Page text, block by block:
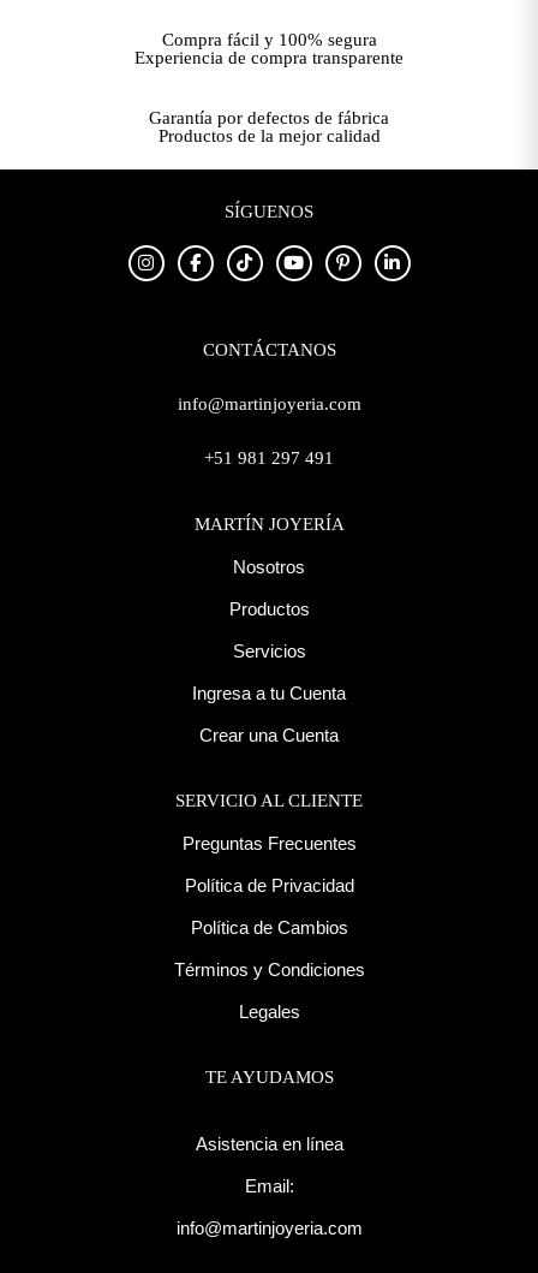
Compra fácil y 100% segura
Experiencia de compra transparente
Garantía por defectos de fábrica
Productos de la mejor calidad
SÍGUENOS
CONTÁCTANOS
info@martinjoyeria.com
+51 981 297 491
MARTÍN JOYERÍA
Nosotros
Productos
Servicios
Ingresa a tu Cuenta
Crear una Cuenta
SERVICIO AL CLIENTE
Preguntas Frecuentes
Política de Privacidad
Política de Cambios
Términos y Condiciones
Legales
TE AYUDAMOS
Asistencia en línea
Email:
info@martinjoyeria.com